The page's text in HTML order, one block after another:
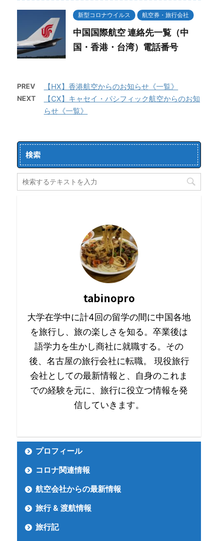
新型コロナウイルス 航空券・旅行会社
中国国際航空 連絡先一覧（中
国・香港・台湾）電話番号
PREV 【HX】香港航空からのお知らせ《一覧》
NEXT
【CX】キャセイ・パシフィック航空からのお知
らせ《一覧》
検索
tabinopro
大学在学中に計4回の留学の間に中国各地
を旅行し、旅の楽しさを知る。卒業後は
語学力を生かし商社に就職する。その
後、名古屋の旅行会社に転職。 現役旅行
会社としての最新情報と、自身のこれま
での経験を元に、旅行に役立つ情報を発
信していきます。
プロフィール
コロナ関連情報
航空会社からの最新情報
旅行 & 渡航情報
旅行記